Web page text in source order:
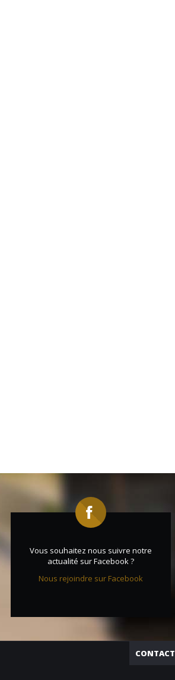
Vous souhaitez nous suivre notre
actualité sur Facebook ?
Nous rejoindre sur Facebook
CONTACT